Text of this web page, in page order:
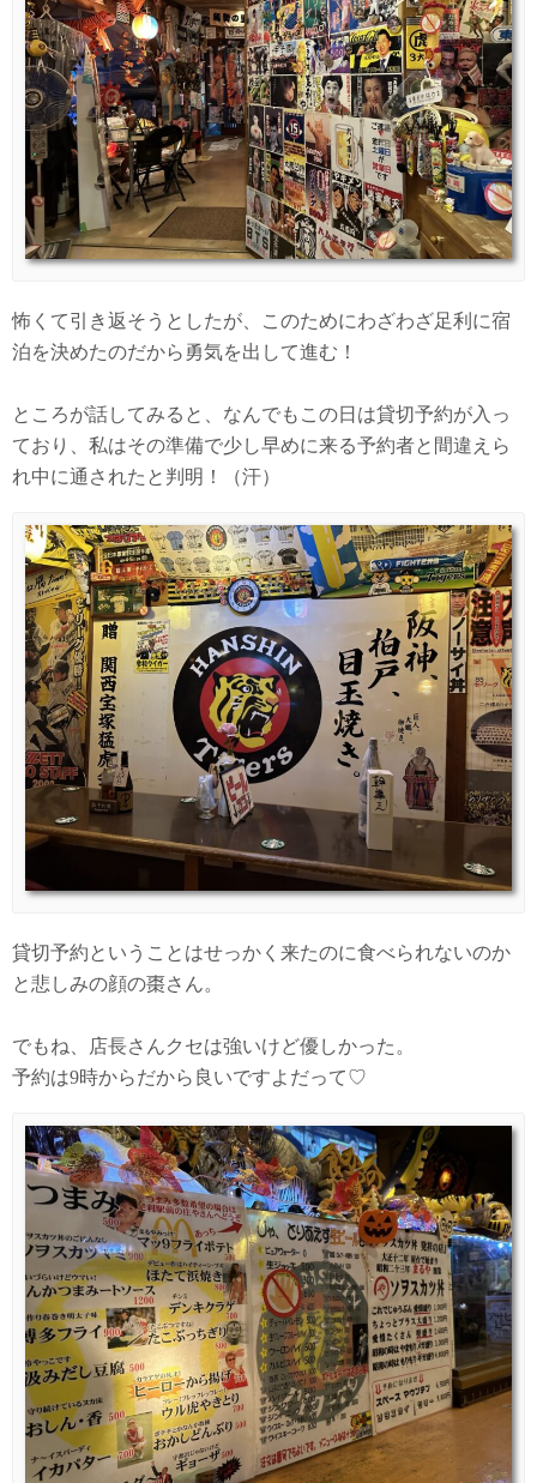
怖くて引き返そうとしたが、このためにわざわざ足利に宿
泊を決めたのだから勇気を出して進む！
ところが話してみると、なんでもこの日は貸切予約が入っ
ており、私はその準備で少し早めに来る予約者と間違えら
れ中に通されたと判明！（汗）
貸切予約ということはせっかく来たのに食べられないのか
と悲しみの顔の棗さん。
でもね、店長さんクセは強いけど優しかった。
予約は9時からだから良いですよだって♡